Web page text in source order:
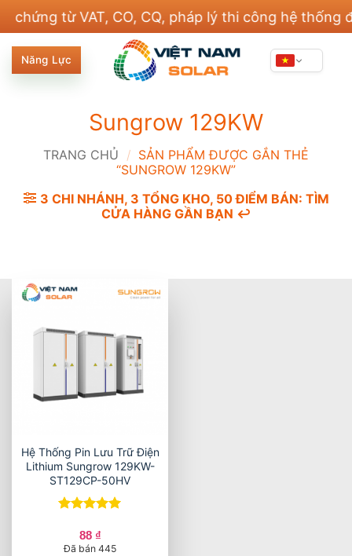
nội
dung
từ VAT, CO, CQ, pháp lý thi công hệ thống điện
Năng Lực
Sungrow 129KW
TRANG CHỦ / SẢN PHẨM ĐƯỢC GẮN THẺ
“SUNGROW 129KW”
3 CHI NHÁNH, 3 TỔNG KHO, 50 ĐIỂM BÁN: TÌM
CỬA HÀNG GẦN BẠN ↩️
Hệ Thống Pin Lưu Trữ Điện
Lithium Sungrow 129KW-
ST129CP-50HV
hạng5 5
sao
88 ₫
Đã bán 445